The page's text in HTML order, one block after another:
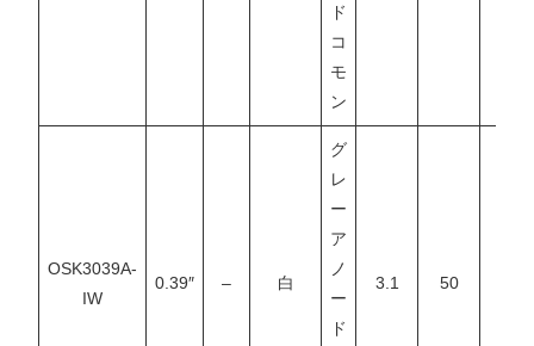
ド
コ
モ
ン
OSK3039A-
IW
0.39″ – 白
グ
レ
ー
ア
ノ
ー
ド
3.1 50